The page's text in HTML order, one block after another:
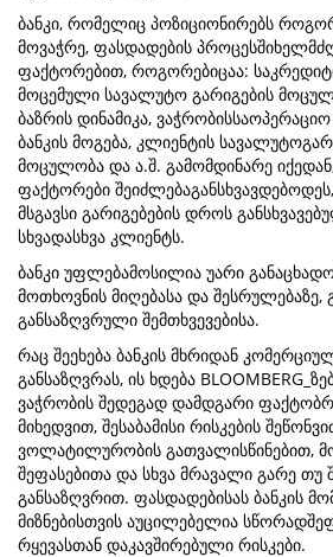
ბანკი, რომელიც პოზიციონირებს
მოვაჭრე, ფასდადების
ფაქტორებით, როგორებიცაა:
მოცემული სავალუტო გარიგების
ბაზრის დინამიკა,
ბანკის მოგება, კლიენტის
მოცულობა და ა.შ. გამომდინარე
ფაქტორები
მსგავსი გარიგებების დროს
სხვადასხვა კლიენტს.
ბანკი უფლებამოსილია უარი
მოთხოვნის მიღებასა და შესრულებაზე,
განსაზღვრული შემთხვევებისა.
რაც შეეხება ბანკის მხრიდან
განსაზღვრას, ის ხდება
ვაჭრობის შედეგად დამდგარი
მიხედვით, შესაბამისი რისკების
ვოლატილურობის გათვალისწინებით,
შეფასებითა და სხვა მრავალი გარე თუ
განსაზღვრით. ფასდადებისას ბანკის
მიზნებისთვის აუცილებელია
რყევასთან დაკავშირებული რისკები.